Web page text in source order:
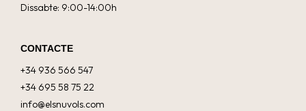
Dissabte: 9:00-14:00h
CONTACTE
+34 936 566 547
+34 695 58 75 22
info@elsnuvols.com